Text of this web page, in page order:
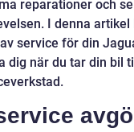
reparationer och
I denna artikel
service för din
dig när du tar din bil